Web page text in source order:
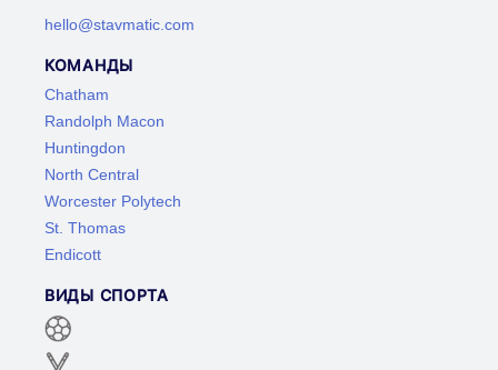
hello@stavmatic.com
КОМАНДЫ
Chatham
Randolph Macon
Huntingdon
North Central
Worcester Polytech
St. Thomas
Endicott
ВИДЫ СПОРТА